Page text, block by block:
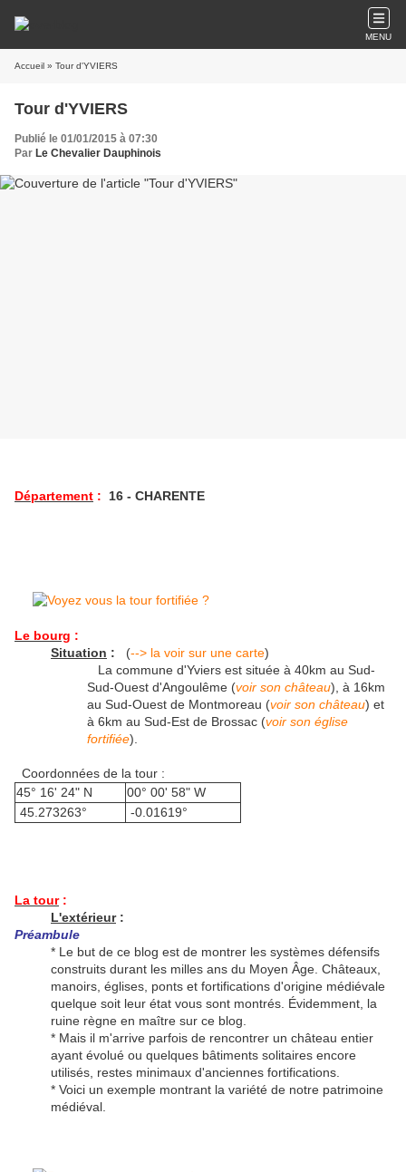
MENU
Accueil » Tour d'YVIERS
Tour d'YVIERS
Publié le 01/01/2015 à 07:30
Par Le Chevalier Dauphinois
Département : 16 - CHARENTE
Le bourg :
Situation : (--> la voir sur une carte)
La commune d'Yviers est située à 40km au Sud-
Sud-Ouest d'Angoulême (voir son château), à 16km
au Sud-Ouest de Montmoreau (voir son château) et
à 6km au Sud-Est de Brossac (voir son église
fortifiée).
Coordonnées de la tour :
45° 16' 24" N
00° 00' 58" W
45.273263°
-0.01619°
La tour :
L'extérieur:
Préambule
* Le but de ce blog est de montrer les systèmes défensifs
construits durant les milles ans du Moyen Âge. Châteaux,
manoirs, églises, ponts et fortifications d'origine médiévale
quelque soit leur état vous sont montrés. Évidemment, la
ruine règne en maître sur ce blog.
* Mais il m'arrive parfois de rencontrer un château entier
ayant évolué ou quelques bâtiments solitaires encore
utilisés, restes minimaux d'anciennes fortifications.
* Voici un exemple montrant la variété de notre patrimoine
médiéval.